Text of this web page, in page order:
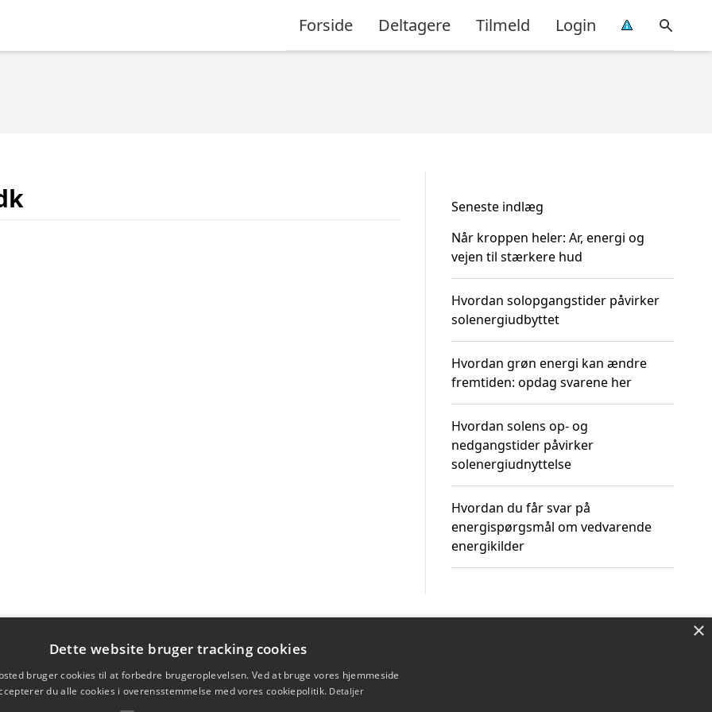
Forside Deltagere Tilmeld Login
Seneste indlæg
Når kroppen heler: Ar, energi og
vejen til stærkere hud
Hvordan solopgangstider påvirker
solenergiudbyttet
Hvordan grøn energi kan ændre
fremtiden: opdag svarene her
Hvordan solens op- og
nedgangstider påvirker
solenergiudnyttelse
Hvordan du får svar på
energispørgsmål om vedvarende
energikilder
×
Dette website bruger tracking cookies
bruger cookies til at forbedre brugeroplevelsen. Ved at bruge vores hjemmeside
du alle cookies i overensstemmelse med vores cookiepolitik. Detaljer